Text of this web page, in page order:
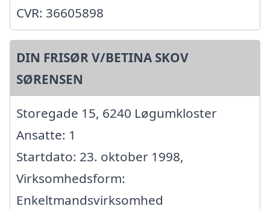
CVR: 36605898
DIN FRISØR V/BETINA SKOV
SØRENSEN
Storegade 15, 6240 Løgumkloster
Ansatte: 1
Startdato: 23. oktober 1998,
Virksomhedsform:
Enkeltmandsvirksomhed